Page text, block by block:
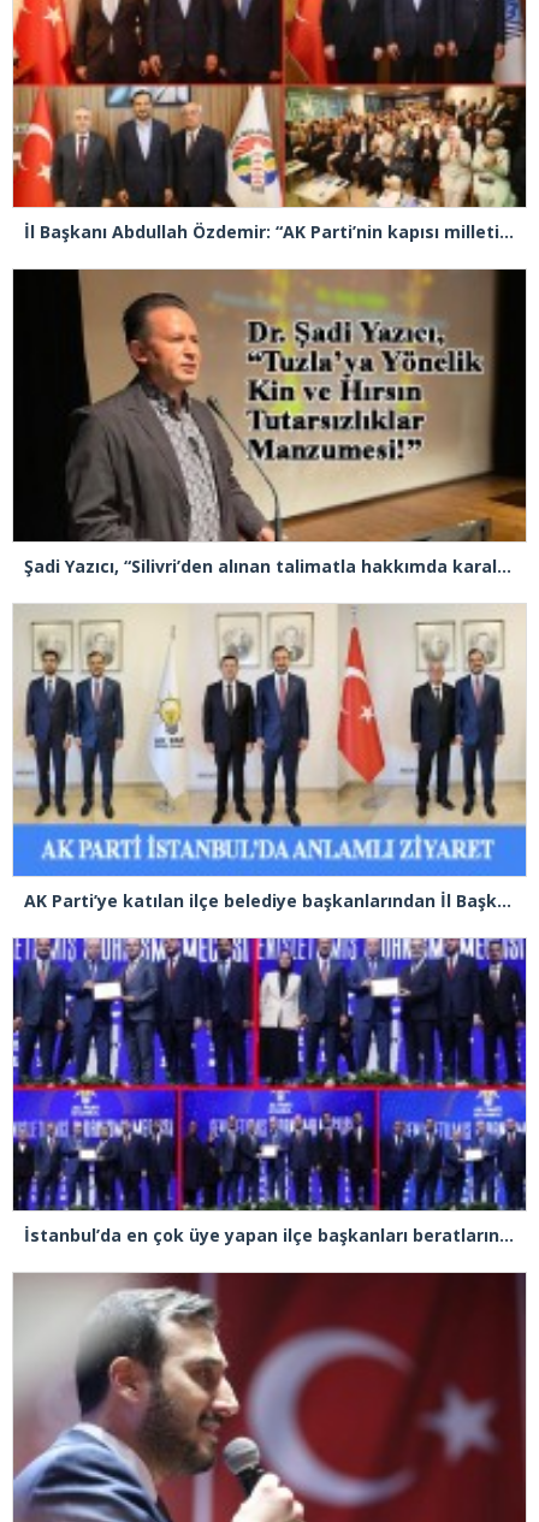
İl Başkanı Abdullah Özdemir: “AK Parti’nin kapısı milletine hizmet etmek isteyen herkese açıktır”
Şadi Yazıcı, “Silivri’den alınan talimatla hakkımda karalama kampanyası yürütülüyor”
AK Parti’ye katılan ilçe belediye başkanlarından İl Başkanı Özdemir’e ziyaret
İstanbul’da en çok üye yapan ilçe başkanları beratlarını Cumhurbaşkanı Erdoğan’ın elinden aldı